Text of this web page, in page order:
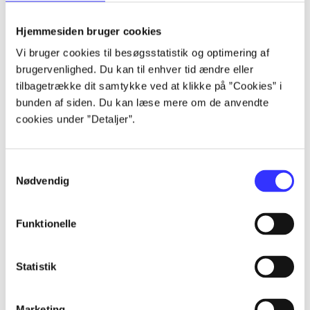
Hjemmesiden bruger cookies
Vi bruger cookies til besøgsstatistik og optimering af
brugervenlighed. Du kan til enhver tid ændre eller
tilbagetrække dit samtykke ved at klikke på ”Cookies” i
bunden af siden. Du kan læse mere om de anvendte
cookies under ”Detaljer”.
Nødvendig
Funktionelle
Statistik
lorem ipsum dolor sit amet ...
lorem ipsum dolor sit amet ...
lorem ipsum dolor sit amet ...
lorem ipsum dolor sit amet ...
lorem ipsum dolor sit amet ...
lorem ipsum dolor sit amet ...
lorem ipsum dolor sit amet ...
lorem ipsum dolor sit amet ...